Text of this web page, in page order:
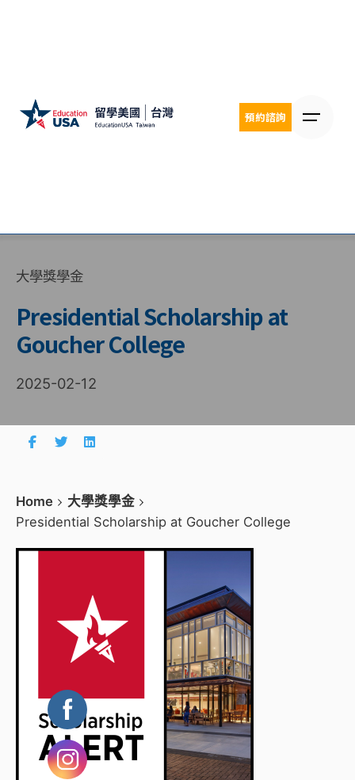
預約諮詢
大學獎學金
Presidential Scholarship at
Goucher College
2025-02-12
Home
大學獎學金
Presidential Scholarship at Goucher College